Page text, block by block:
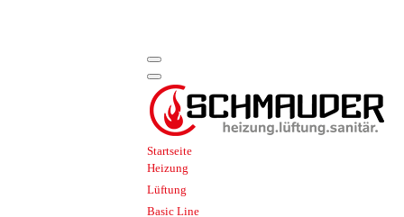
Startseite
Heizung
Lüftung
Basic Line